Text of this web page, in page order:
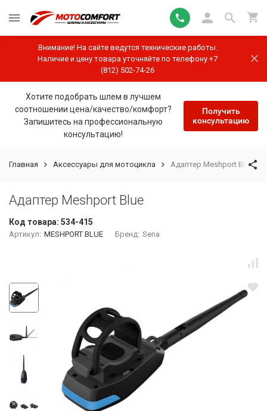
Внимание! На сайте ведутся технические работы.
Наличие и цену товара уточняйте по телефону +7
(812) 502-74-26
Хотите подобрать шлем в лучшем
соотношении цена/качество/комфорт?
Запишитесь на профессиональную
консультацию!
Получить
консультацию
Главная Аксессуары для мотоцикла Адаптер Meshport Blue
Адаптер Meshport Blue
Код товара: 534-415
Артикул: MESHPORT BLUE Бренд: Sena